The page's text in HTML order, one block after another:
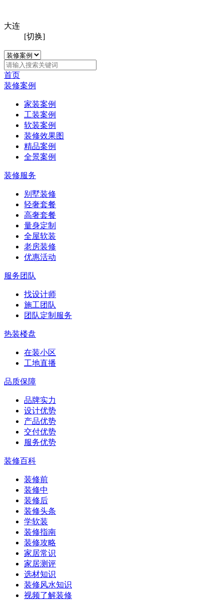
大连
[切换]
首页
装修案例
家装案例
工装案例
软装案例
装修效果图
精品案例
全景案例
装修服务
别墅装修
轻奢套餐
高奢套餐
量身定制
全屋软装
老房装修
优惠活动
服务团队
找设计师
施工团队
团队定制服务
热装楼盘
在装小区
工地直播
品质保障
品牌实力
设计优势
产品优势
交付优势
服务优势
装修百科
装修前
装修中
装修后
装修头条
学软装
装修指南
装修攻略
家居常识
家居测评
选材知识
装修风水知识
视频了解装修